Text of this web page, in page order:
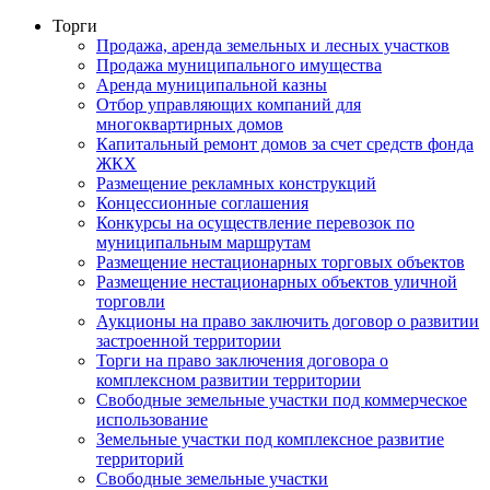
Торги
Продажа, аренда земельных и лесных участков
Продажа муниципального имущества
Аренда муниципальной казны
Отбор управляющих компаний для
многоквартирных домов
Капитальный ремонт домов за счет средств фонда
ЖКХ
Размещение рекламных конструкций
Концессионные соглашения
Конкурсы на осуществление перевозок по
муниципальным маршрутам
Размещение нестационарных торговых объектов
Размещение нестационарных объектов уличной
торговли
Аукционы на право заключить договор о развитии
застроенной территории
Торги на право заключения договора о
комплексном развитии территории
Свободные земельные участки под коммерческое
использование
Земельные участки под комплексное развитие
территорий
Свободные земельные участки